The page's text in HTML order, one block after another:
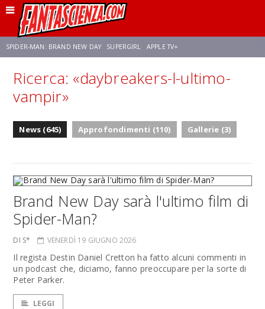
SPIDER-MAN: BRAND NEW DAY SUPERGIRL APPLE TV+
FRANCO RICCIARDIELLO ZENDAYA STAR TREK AVENGERS: DOOMSDAY
NETFLIX SADIE SINK STAR TREK: STRANGE NEW WORLDS
Ricerca: «daybreakers-l-ultimo-
vampir»
News (645) Approfondimenti (110) Gallerie (3)
Brand New Day sarà l'ultimo film di
Spider-Man?
DI S* VENERDÌ 19 GIUGNO 2026
Il regista Destin Daniel Cretton ha fatto alcuni commenti in
un podcast che, diciamo, fanno preoccupare per la sorte di
Peter Parker.
LEGGI